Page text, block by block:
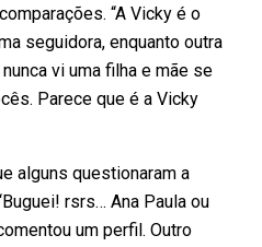
“A Vicky é o
seguidora, enquanto outra
vi uma filha e mãe se
Parece que é a Vicky
alguns questionaram a
rsrs… Ana Paula ou
um perfil. Outro